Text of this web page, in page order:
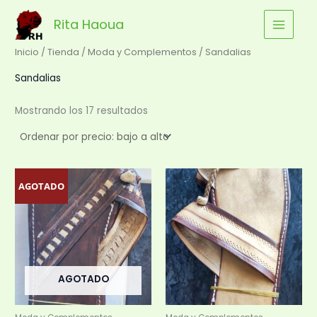
contenido
Rita Haoua
Inicio /Tienda /Moda y Complementos / Sandalias
Sandalias
Mostrando los 17 resultados
alto
AGOTADO
AGOTADO
Este
producto
tiene
múltiples
variantes.
Las
opciones
Las